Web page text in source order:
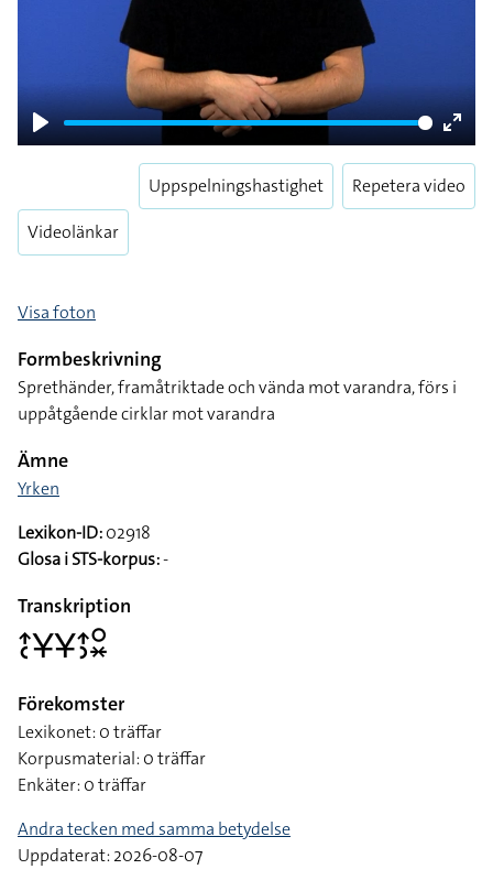
Play
Enter
Videolänkar
Uppspelningshastighet Repetera video
Visa foton
Formbeskrivning
Sprethänder, framåtriktade och vända mot varandra, förs i
uppåtgående cirklar mot varandra
Ämne
Yrken
Lexikon-ID:02918
Glosa i STS-korpus:-
Transkription
􌤴􌥗􌥃􌥃􌤴􌤶􌥰􌦂
Förekomster
Lexikonet: 0 träffar
Korpusmaterial: 0 träffar
Enkäter: 0 träffar
Andra tecken med samma betydelse
Uppdaterat: 2026-08-07